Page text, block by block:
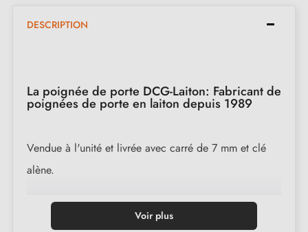
DESCRIPTION
La poignée de porte DCG-Laiton: Fabricant de
poignées de porte en laiton depuis 1989
Vendue à l'unité et livrée avec carré de 7 mm et clé
alène.
Disponible dans les finitions suivantes :
Voir plus